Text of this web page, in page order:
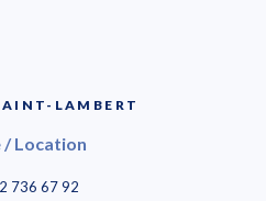
LAMBERT
/ Location
736 67 92